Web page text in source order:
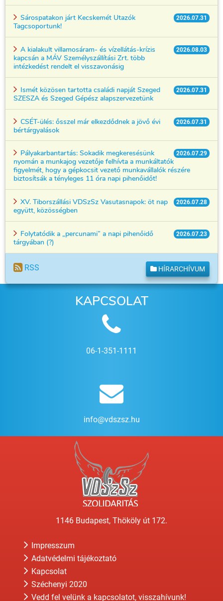
2026.07.31
Sárospatakon járt Kecskemét Utazók
Tagcsoportunk!
2026.08.03
A kialakult villamosáram- és vízellátás-krízis
kapcsán a MÁV Személyszállítási Zrt. több
intézkedést rendelt el visszavonásig
2026.07.31
Ismét közösen tartotta családi napját Szeged
SZESZA és Szeged Gépész alapszervezetünk
2026.07.31
CSÉT-ülés: ősszel már elkezdődnek a jövő évi
bértárgyalások
2026.07.29
Pályakarbantartás: Sokadik megkeresésünk
nyomán a munkajog vezetője felhívta a munkáltatók
figyelmét, hogy a gépkocsit vezető munkavállalók részére
biztosítsák a tényleges 11 óra napi pihenőidőt!
2026.07.28
XV. Tiborszállási VDSzSz Vasutasnapok: öt nap
együtt, közösségben
2026.07.23
Folytatódik a „percunami” a napi pihenőidő
tárgyában (?)
RSS HÍRARCHÍVUM
KAPCSOLAT
06-1-351-1111
info@vdszsz.hu
1146 Budapest, Thököly út 172.
Impresszum
Adatvédelmi tájékoztató
Kapcsolat
Széchenyi 2020
Vedd fel velünk a kapcsolatot, visszahívunk!